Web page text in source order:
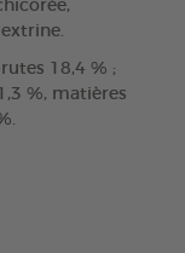
18,4 % ;
%, matières